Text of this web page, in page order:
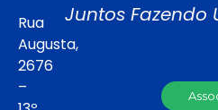
Rua
Augusta,
2676
–
Juntos Fazendo